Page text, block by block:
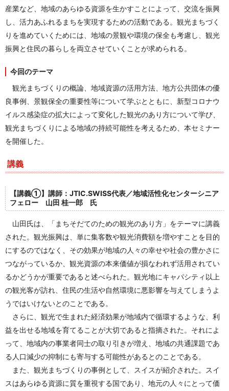
産業など、地域のあらゆる資源を生かすことによって、交流を振興
し、活力あふれるまちを実現するための活動である。観光まちづく
りを進めていくためには、地域の景観や環境の保全も考慮し、観光
振興と住民の暮らしを両立させていくことが求められる。
今回のテーマ
観光まちづくりの概論、地域資源の活用方法、地方公共団体の優
良事例、景観保全の重要性等について学ぶとともに、新型コロナウ
イルス感染症の拡大によって変化した観光のあり方について学び、
観光まちづくりによる地域の持続可能性を考えるため、本セミナー
を開催した。
講義
【講義①】講師：JTIC.SWISS代表／地域活性化センターシニア
フェロー 山田 桂一郎 氏
山田氏は、「まちそだてのための観光のあり方」をテーマに講義
された。観光振興は、単に集客数や観光消費額を増やすことを目的
にするのではなく、その効果が地域の人々の幸せや社会の豊かさに
つながっているか、観光資源の本来価値が損なわれず活用されてい
るかどうかが重要であると述べられた。観光地にキャパシティ以上
の観光客が訪れ、住民の生活や自然環境に悪影響を与えてしまうよ
うではいけないとのことである。
さらに、観光で生まれた経済効果が地域内で循環するような、利
益を出せる地域を育てることが大切であると指摘された。それによ
って、地域内の事業者同士の取り引きが増え、地域の共通課題であ
る人口減少の抑制にも寄与する可能性があるとのことである。
また、観光まちづくりの事例として、スイスが紹介された。スイ
スはあらゆる資源に質を重視する国であり、地元の人々にとって価